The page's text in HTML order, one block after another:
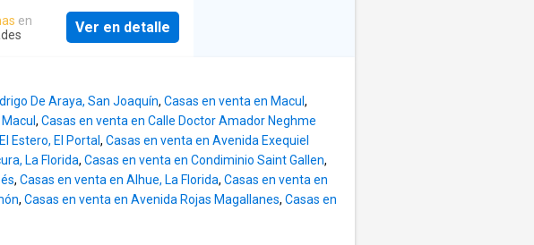
Ubicada en una
e industrial. Cercana a
Generales: - Propiedad de
en el *1° piso* y
- Arquitectura tradicional
mediano con gran
- Tres orientaciones lo que
de asoleamiento y
con Tasación vigente
en
Ver en detalle
De Araya, San Joaquín, Casas en venta en Macul ,
, Casas en venta en Calle Doctor Amador Neghme
Estero, El Portal , Casas en venta en Avenida Exequiel
La Florida, Casas en venta en Condiminio Saint Gallen,
, Casas en venta en Alhue, La Florida, Casas en venta en
, Casas en venta en Avenida Rojas Magallanes, Casas en